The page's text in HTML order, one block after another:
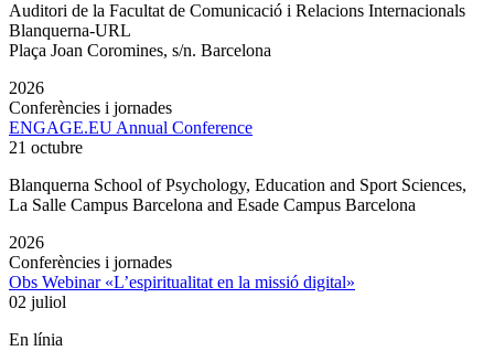
Auditori de la Facultat de Comunicació i Relacions Internacionals
Blanquerna-URL
Plaça Joan Coromines, s/n. Barcelona
2026
Conferències i jornades
ENGAGE.EU Annual Conference
21 octubre
Blanquerna School of Psychology, Education and Sport Sciences,
La Salle Campus Barcelona and Esade Campus Barcelona
2026
Conferències i jornades
Obs Webinar «L’espiritualitat en la missió digital»
02 juliol
En línia